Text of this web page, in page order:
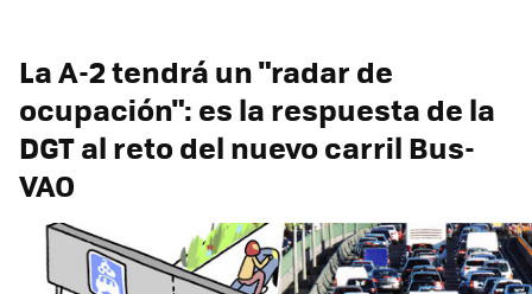
La A-2 tendrá un "radar de
ocupación": es la respuesta de la
DGT al reto del nuevo carril Bus-
VAO